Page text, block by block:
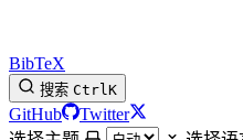
BibTeX
搜索 CtrlK
GitHub
Twitter